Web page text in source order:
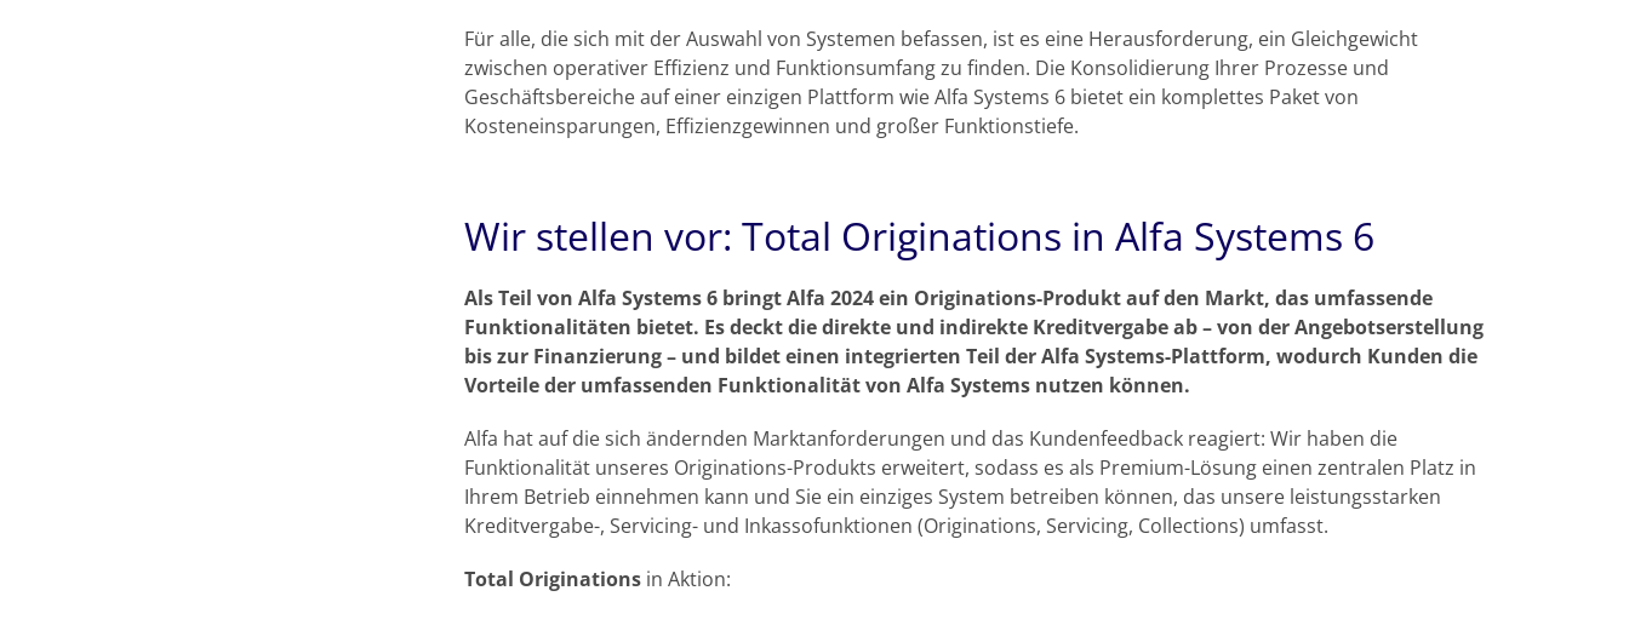
Für alle, die sich mit der Auswahl von Systemen befassen, ist es eine Herausforderung, ein Gleichgewicht
zwischen operativer Effizienz und Funktionsumfang zu finden. Die Konsolidierung Ihrer Prozesse und
Geschäftsbereiche auf einer einzigen Plattform wie Alfa Systems 6 bietet ein komplettes Paket von
Kosteneinsparungen, Effizienzgewinnen und großer Funktionstiefe.
Wir stellen vor: Total Originations in Alfa Systems 6
Als Teil von Alfa Systems 6 bringt Alfa 2024 ein Originations-Produkt auf den Markt, das umfassende
Funktionalitäten bietet. Es deckt die direkte und indirekte Kreditvergabe ab – von der Angebotserstellung
bis zur Finanzierung – und bildet einen integrierten Teil der Alfa Systems-Plattform, wodurch Kunden die
Vorteile der umfassenden Funktionalität von Alfa Systems nutzen können.
Alfa hat auf die sich ändernden Marktanforderungen und das Kundenfeedback reagiert: Wir haben die
Funktionalität unseres Originations-Produkts erweitert, sodass es als Premium-Lösung einen zentralen Platz in
Ihrem Betrieb einnehmen kann und Sie ein einziges System betreiben können, das unsere leistungsstarken
Kreditvergabe-, Servicing- und Inkassofunktionen (Originations, Servicing, Collections) umfasst.
Total Originationsin Aktion: